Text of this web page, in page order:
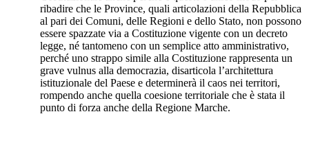
ribadire che le Province, quali articolazioni della Repubblica
al pari dei Comuni, delle Regioni e dello Stato, non possono
essere spazzate via a Costituzione vigente con un decreto
legge, né tantomeno con un semplice atto amministrativo,
perché uno strappo simile alla Costituzione rappresenta un
grave vulnus alla democrazia, disarticola l’architettura
istituzionale del Paese e determinerà il caos nei territori,
rompendo anche quella coesione territoriale che è stata il
punto di forza anche della Regione Marche.